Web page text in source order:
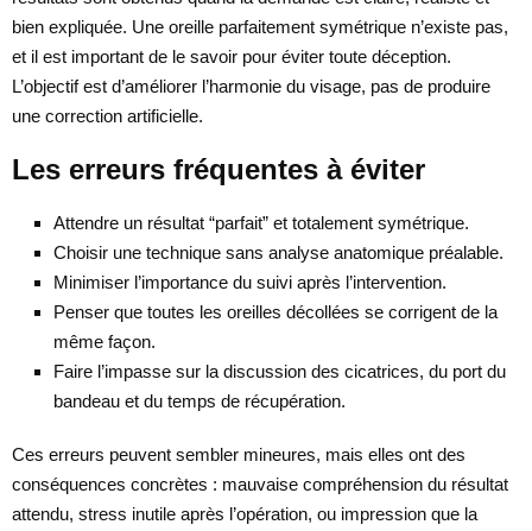
bien expliquée. Une oreille parfaitement symétrique n’existe pas,
et il est important de le savoir pour éviter toute déception.
L’objectif est d’améliorer l’harmonie du visage, pas de produire
une correction artificielle.
Les erreurs fréquentes à éviter
Attendre un résultat “parfait” et totalement symétrique.
Choisir une technique sans analyse anatomique préalable.
Minimiser l’importance du suivi après l’intervention.
Penser que toutes les oreilles décollées se corrigent de la
même façon.
Faire l’impasse sur la discussion des cicatrices, du port du
bandeau et du temps de récupération.
Ces erreurs peuvent sembler mineures, mais elles ont des
conséquences concrètes : mauvaise compréhension du résultat
attendu, stress inutile après l’opération, ou impression que la